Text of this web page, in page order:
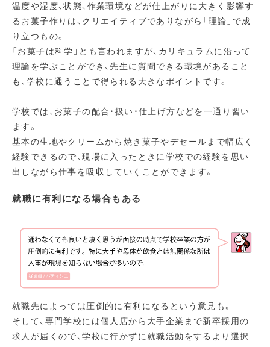
温度や湿度、状態、作業環境などが仕上がりに大きく影響す
るお菓子作りは、クリエイティブでありながら「理論」で成
り立つもの。
「お菓子は科学」とも言われますが、カリキュラムに沿って
理論を学ぶことができ、先生に質問できる環境があること
も、学校に通うことで得られる大きなポイントです。
学校では、お菓子の配合・扱い・仕上げ方などを一通り習い
ます。
基本の生地やクリームから焼き菓子やデセールまで幅広く
経験できるので、現場に入ったときに学校での経験を思い
出しながら仕事を吸収していくことができます。
就職に有利になる場合もある
就職先によっては圧倒的に有利になるという意見も。
そして、専門学校には個人店から大手企業まで新卒採用の
求人が届くので、学校に行かずに就職活動をするより選択